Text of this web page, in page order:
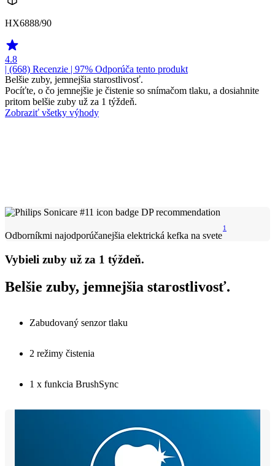
HX6888/90
4.8
| (668) Recenzie | 97% Odporúča tento produkt
Belšie zuby, jemnejšia starostlivosť.
Pocíťte, o čo jemnejšie je čistenie so snímačom tlaku, a dosiahnite
pritom belšie zuby už za 1 týždeň.
Zobraziť všetky výhody
Odborníkmi najodporúčanejšia elektrická kefka na svete
1
Vybieli zuby už za 1 týždeň.
Belšie zuby, jemnejšia starostlivosť.
Zabudovaný senzor tlaku
2 režimy čistenia
1 x funkcia BrushSync